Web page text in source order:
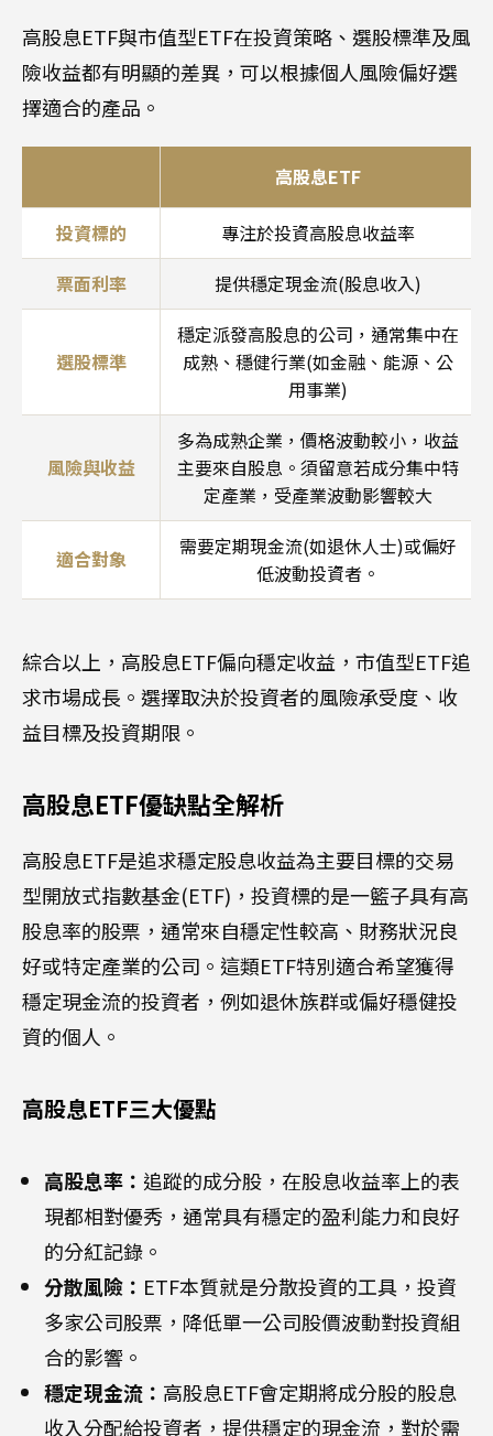
高股息ETF與市值型ETF在投資策略、選股標準及風
險收益都有明顯的差異，可以根據個人風險偏好選
擇適合的產品。
高股息ETF
投資標的
專注於投資高股息收益率
票面利率
提供穩定現金流(股息收入)
選股標準
穩定派發高股息的公司，通常集中在
成熟、穩健行業(如金融、能源、公
用事業)
風險與收益
多為成熟企業，價格波動較小，收益
主要來自股息。須留意若成分集中特
定產業，受產業波動影響較大
適合對象
需要定期現金流(如退休人士)或偏好
低波動投資者。
綜合以上，高股息ETF偏向穩定收益，市值型ETF追
求市場成長。選擇取決於投資者的風險承受度、收
益目標及投資期限。
高股息ETF優缺點全解析
高股息ETF是追求穩定股息收益為主要目標的交易
型開放式指數基金(ETF)，投資標的是一籃子具有高
股息率的股票，通常來自穩定性較高、財務狀況良
好或特定產業的公司。這類ETF特別適合希望獲得
穩定現金流的投資者，例如退休族群或偏好穩健投
資的個人。
高股息ETF三大優點
高股息率： 追蹤的成分股，在股息收益率上的表
現都相對優秀，通常具有穩定的盈利能力和良好
的分紅記錄。
分散風險： ETF本質就是分散投資的工具，投資
多家公司股票，降低單一公司股價波動對投資組
合的影響。
穩定現金流： 高股息ETF會定期將成分股的股息
收入分配給投資者，提供穩定的現金流，對於需